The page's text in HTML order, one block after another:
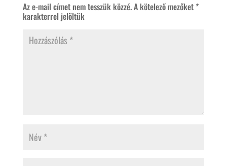
Az e-mail címet nem tesszük közzé.A kötelező mezőket *
karakterrel jelöltük